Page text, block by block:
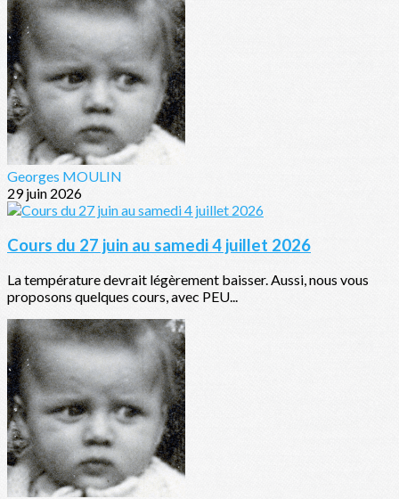
Georges MOULIN
29 juin 2026
Cours du 27 juin au samedi 4 juillet 2026
La température devrait légèrement baisser. Aussi, nous vous
proposons quelques cours, avec PEU...